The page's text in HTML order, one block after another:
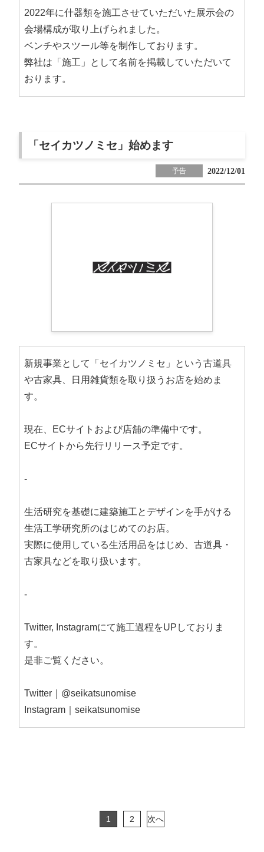
2022年に什器類を施工させていただいた展示会の
会場構成が取り上げられました。
ベンチやスツール等を制作しております。
弊社は「施工」として名前を掲載していただいて
おります。
「セイカツノミセ」始めます
予告 2022/12/01
新規事業として「セイカツノミセ」という古道具
や古家具、日用雑貨類を取り扱うお店を始めま
す。
現在、ECサイトおよび店舗の準備中です。
ECサイトから先行リリース予定です。
-
生活研究を基礎に建築施工とデザインを手がける
生活工学研究所のはじめてのお店。
実際に使用している生活用品をはじめ、古道具・
古家具などを取り扱います。
-
Twitter, Instagramにて施工過程をUPしておりま
す。
是非ご覧ください。
Twitter｜@seikatsunomise
Instagram｜seikatsunomise
1 2 次へ